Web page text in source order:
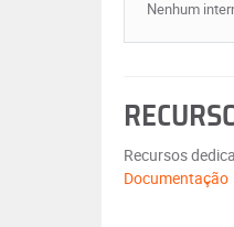
Nenhum
Recursos
Documentação